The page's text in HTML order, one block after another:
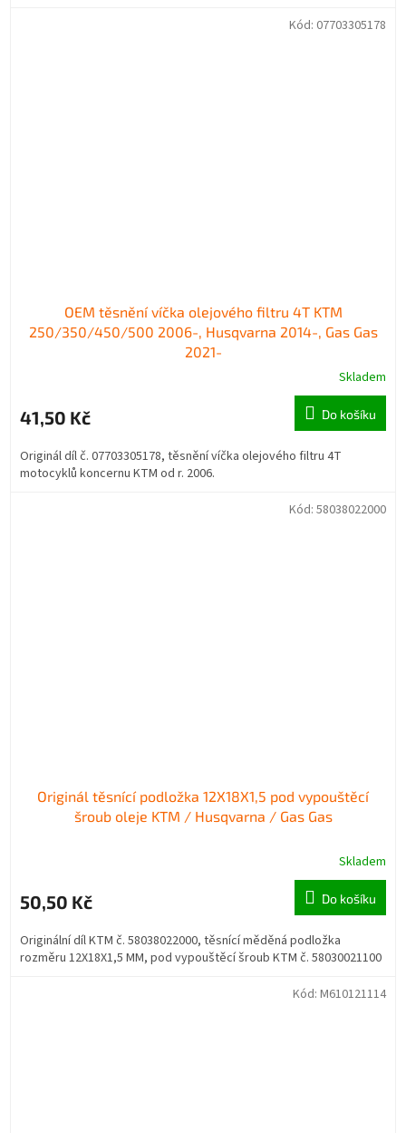
OEM těsnění víčka olejového filtru 4T KTM
250/350/450/500 2006-, Husqvarna 2014-, Gas Gas
2021-
Skladem
41,50 Kč Do košíku
Originál díl č. 07703305178, těsnění víčka olejového filtru 4T
motocyklů koncernu KTM od r. 2006.
Kód: 07703305178
Originál těsnící podložka 12X18X1,5 pod vypouštěcí
šroub oleje KTM / Husqvarna / Gas Gas
Skladem
50,50 Kč Do košíku
Originální díl KTM č. 58038022000, těsnící měděná podložka
rozměru 12X18X1,5 MM, pod vypouštěcí šroub KTM č. 58030021100
Kód: 58038022000
Kód: M610121114